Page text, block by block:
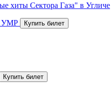
хиты Сектора Газа" в Угличе
УМР